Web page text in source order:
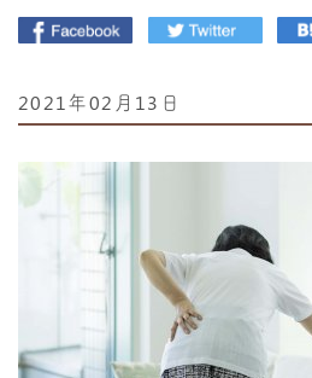
2021年02月13日